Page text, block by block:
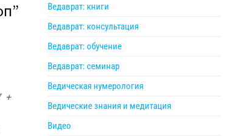
+
Ведаврат: книги
Ведаврат: консультация
Ведаврат: обучение
Ведаврат: семинар
Ведическая нумерология
Ведические знания и медитация
Видео